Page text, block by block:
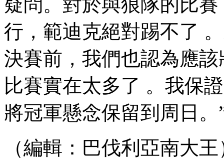
行 ，範迪克絕對踢不了
決賽前，我們也認為應該
比賽實在太多了 。我保證
將冠軍懸念保留到周日 。
（編輯：巴伐利亞南大